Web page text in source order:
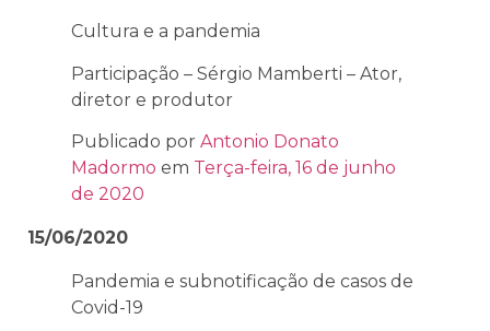
Cultura e a pandemia
Participação – Sérgio Mamberti – Ator,
diretor e produtor
Publicado por Antonio Donato
Madormo em Terça-feira, 16 de junho
de 2020
15/06/2020
Pandemia e subnotificação de casos de
Covid-19